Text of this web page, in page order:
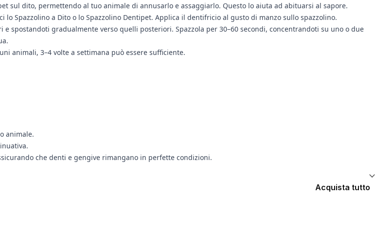
sul dito, permettendo al tuo animale di annusarlo e assaggiarlo. Questo lo aiuta ad abituarsi al sapore.
Spazzolino a Dito o lo Spazzolino Dentipet. Applica il dentifricio al gusto di manzo sullo spazzolino.
spostandoti gradualmente verso quelli posteriori. Spazzola per 30–60 secondi, concentrandoti su uno o due
animali, 3–4 volte a settimana può essere sufficiente.
animale.
che denti e gengive rimangano in perfette condizioni.
Acquista tutto